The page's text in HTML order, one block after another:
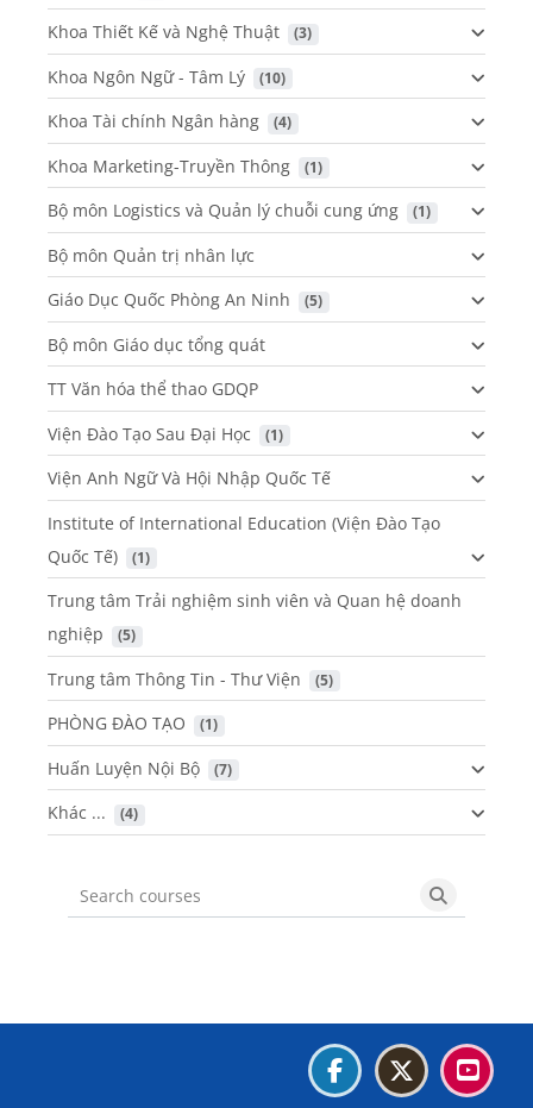
Khoa Thiết Kế và Nghệ Thuật (3)
Khoa Ngôn Ngữ - Tâm Lý (10)
Khoa Tài chính Ngân hàng (4)
Khoa Marketing-Truyền Thông (1)
Bộ môn Logistics và Quản lý chuỗi cung ứng (1)
Bộ môn Quản trị nhân lực
Giáo Dục Quốc Phòng An Ninh
(5)
Bộ môn Giáo dục tổng quát
TT Văn hóa thể thao GDQP
Viện Đào Tạo Sau Đại Học
(1)
Viện Anh Ngữ Và Hội Nhập Quốc Tế
Institute of International Education (Viện Đào Tạo
Quốc Tế)
(1)
Trung tâm Trải nghiệm sinh viên và Quan hệ doanh
nghiệp
(5)
Trung tâm Thông Tin - Thư Viện (5)
PHÒNG ĐÀO TẠO (1)
Huấn Luyện Nội Bộ (7)
Khác ... (4)
Search courses Search